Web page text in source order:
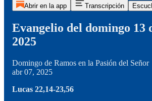
Abrir en la app Transcripción
Evangelio del domingo 13
2025
Domingo de Ramos en la Pasión del Señor
abr 07, 2025
Lucas 22,14-23,56